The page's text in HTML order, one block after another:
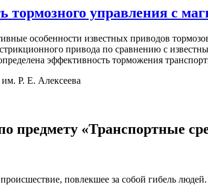
тормозного управления с
особенности известных приводов
привода по сравнению с
эффективность торможения
Р. Е. Алексеева
предмету «Транспортные
повлекшее за собой гибель людей.